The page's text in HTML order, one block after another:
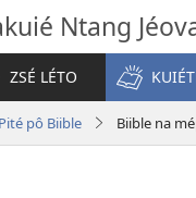
Ntang
ZSÉ LÉTO
Pité pô Biible Biible na